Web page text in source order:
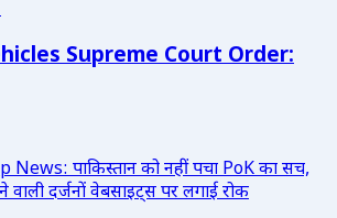
Supreme Court Order: